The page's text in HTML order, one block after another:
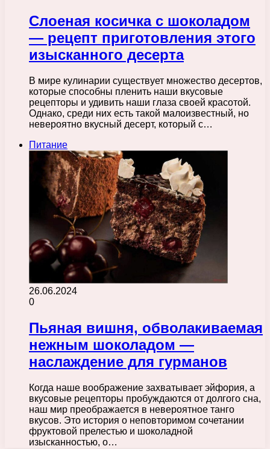
Слоеная косичка с шоколадом
— рецепт приготовления этого
изысканного десерта
В мире кулинарии существует множество десертов,
которые способны пленить наши вкусовые
рецепторы и удивить наши глаза своей красотой.
Однако, среди них есть такой малоизвестный, но
невероятно вкусный десерт, который с…
Питание
26.06.2024
0
Пьяная вишня, обволакиваемая
нежным шоколадом —
наслаждение для гурманов
Когда наше воображение захватывает эйфория, а
вкусовые рецепторы пробуждаются от долгого сна,
наш мир преображается в невероятное танго
вкусов. Это история о неповторимом сочетании
фруктовой прелестью и шоколадной
изысканностью, о…